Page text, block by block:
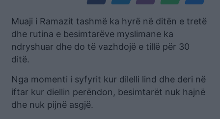
Muaji i Ramazit tashmë ka hyrë në ditën e tretë
dhe rutina e besimtarëve myslimane ka
ndryshuar dhe do të vazhdojë e tillë për 30
ditë.
Nga momenti i syfyrit kur dilelli lind dhe deri në
iftar kur diellin perëndon, besimtarët nuk hajnë
dhe nuk pijnë asgjë.